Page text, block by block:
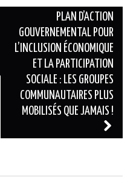
PLAN D’ACTION
GOUVERNEMENTAL POUR
L’INCLUSION ÉCONOMIQUE
ET LA PARTICIPATION
SOCIALE : LES GROUPES
COMMUNAUTAIRES PLUS
MOBILISÉS QUE JAMAIS !